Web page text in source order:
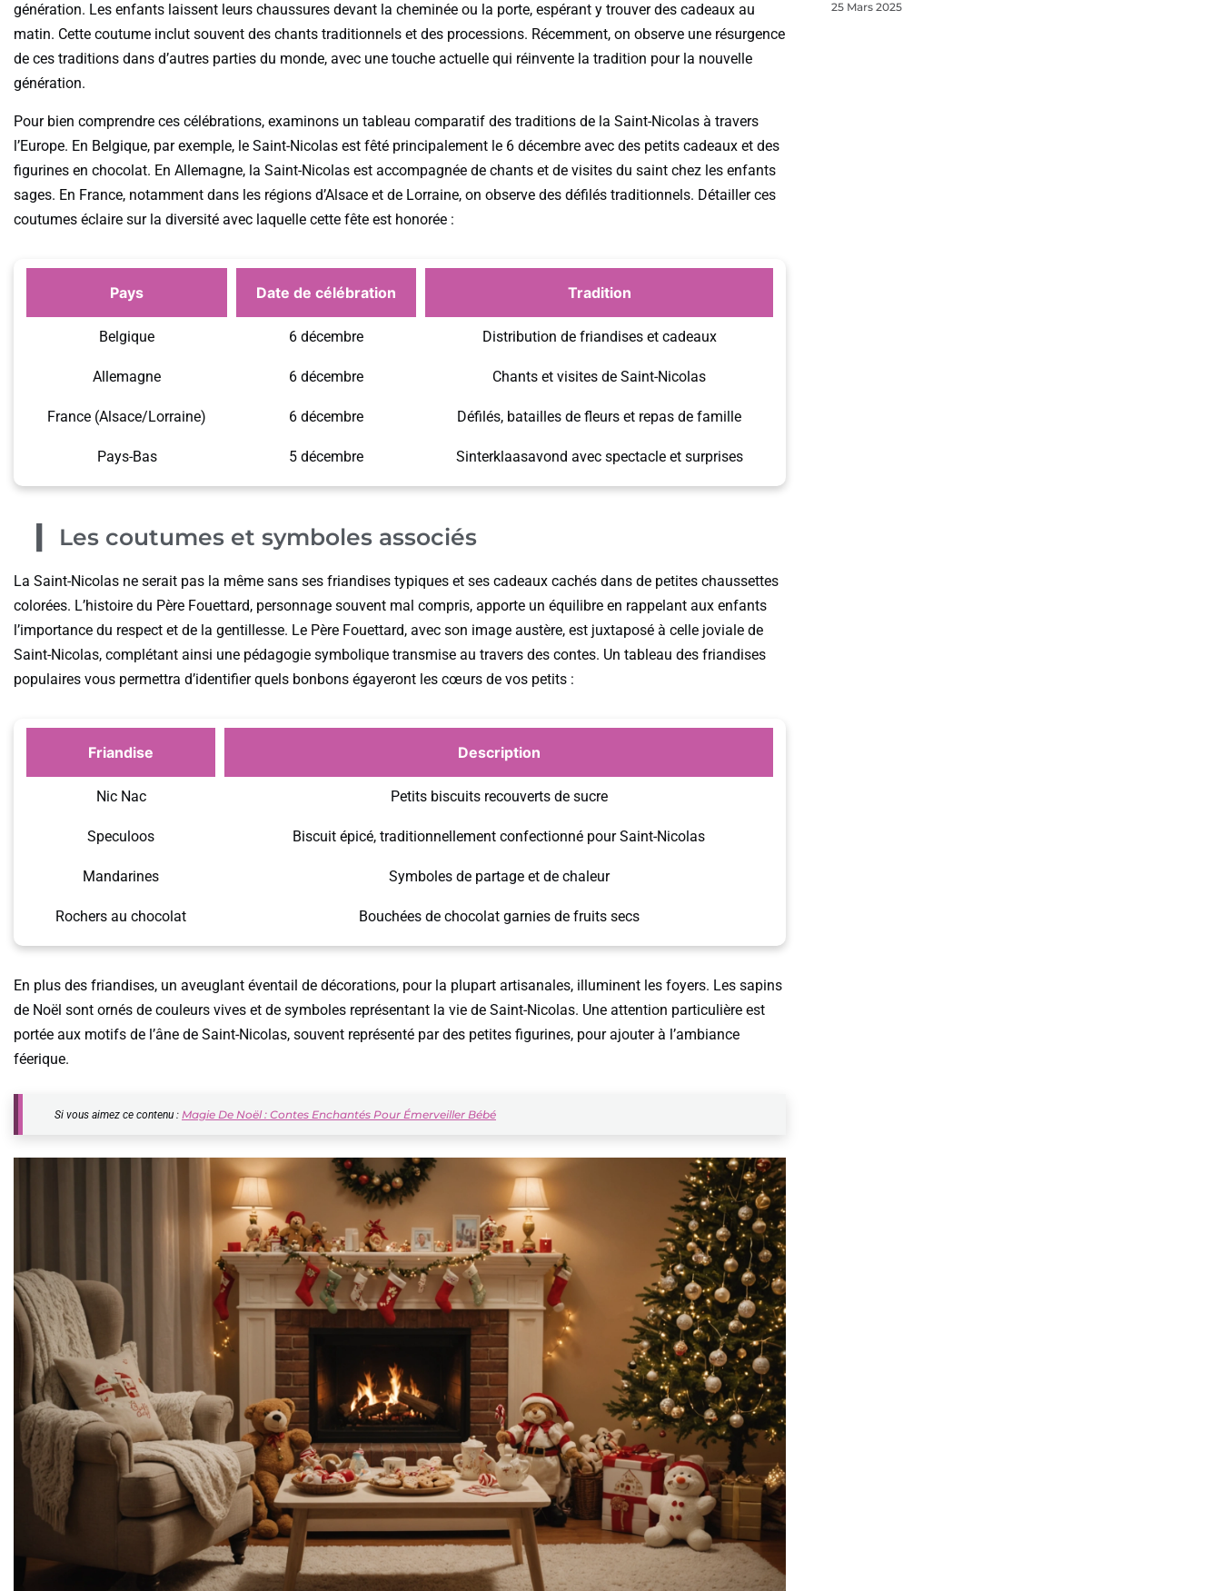
génération. Les enfants laissent leurs chaussures devant la cheminée ou la porte, espérant y trouver des cadeaux au
matin. Cette coutume inclut souvent des chants traditionnels et des processions. Récemment, on observe une résurgence
de ces traditions dans d’autres parties du monde, avec une touche actuelle qui réinvente la tradition pour la nouvelle
génération.
Pour bien comprendre ces célébrations, examinons un tableau comparatif des traditions de la Saint-Nicolas à travers
l’Europe. En Belgique, par exemple, le Saint-Nicolas est fêté principalement le 6 décembre avec des petits cadeaux et des
figurines en chocolat. En Allemagne, la Saint-Nicolas est accompagnée de chants et de visites du saint chez les enfants
sages. En France, notamment dans les régions d’Alsace et de Lorraine, on observe des défilés traditionnels. Détailler ces
coutumes éclaire sur la diversité avec laquelle cette fête est honorée :
Pays Date de célébration Tradition
Belgique 6 décembre Distribution de friandises et cadeaux
Allemagne 6 décembre Chants et visites de Saint-Nicolas
France (Alsace/Lorraine) 6 décembre Défilés, batailles de fleurs et repas de famille
Pays-Bas 5 décembre Sinterklaasavond avec spectacle et surprises
Les coutumes et symboles associés
La Saint-Nicolas ne serait pas la même sans ses friandises typiques et ses cadeaux cachés dans de petites chaussettes
colorées. L’histoire du Père Fouettard, personnage souvent mal compris, apporte un équilibre en rappelant aux enfants
l’importance du respect et de la gentillesse. Le Père Fouettard, avec son image austère, est juxtaposé à celle joviale de
Saint-Nicolas, complétant ainsi une pédagogie symbolique transmise au travers des contes. Un tableau des friandises
populaires vous permettra d’identifier quels bonbons égayeront les cœurs de vos petits :
Friandise Description
Nic Nac Petits biscuits recouverts de sucre
Speculoos Biscuit épicé, traditionnellement confectionné pour Saint-Nicolas
Mandarines Symboles de partage et de chaleur
Rochers au chocolat Bouchées de chocolat garnies de fruits secs
En plus des friandises, un aveuglant éventail de décorations, pour la plupart artisanales, illuminent les foyers. Les sapins
de Noël sont ornés de couleurs vives et de symboles représentant la vie de Saint-Nicolas. Une attention particulière est
portée aux motifs de l’âne de Saint-Nicolas, souvent représenté par des petites figurines, pour ajouter à l’ambiance
féerique.
Si vous aimez ce contenu : Magie De Noël : Contes Enchantés Pour Émerveiller Bébé
25 Mars 2025